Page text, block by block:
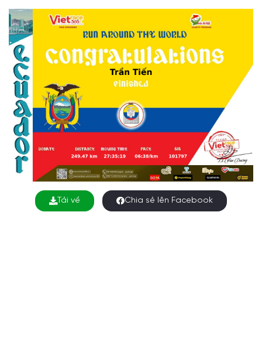
Tải về Chia sẻ lên Facebook